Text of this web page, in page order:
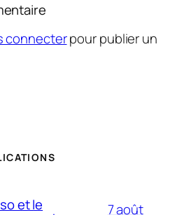
connecterpour publier un
et le
7 août